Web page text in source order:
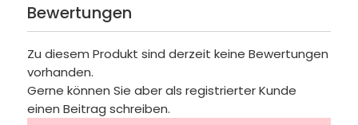
Bewertungen
Zu diesem Produkt sind derzeit keine Bewertungen
vorhanden.
Gerne können Sie aber als registrierter Kunde
einen Beitrag schreiben.